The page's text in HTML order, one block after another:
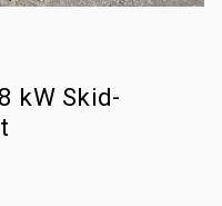
kW Skid-